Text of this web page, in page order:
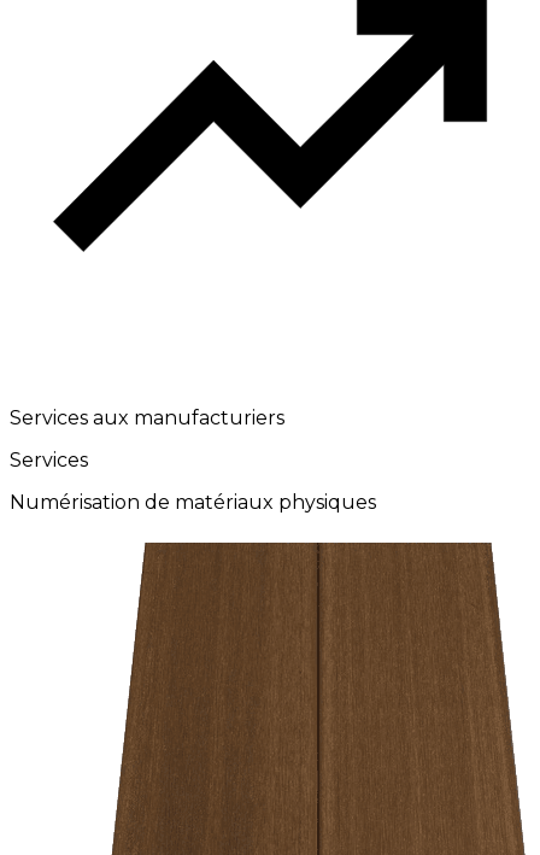
Services aux manufacturiers
Services
Numérisation de matériaux physiques